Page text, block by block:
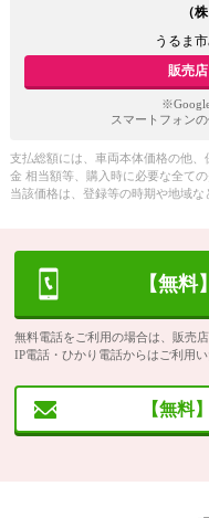
（
うるま
販売
スマートフォン
支払総額には、車両本体価格の他
金 相当額等、購入時に必要な全ての
当該価格は、登録等の時期や地域な
【無
無料電話をご利用の場合は、販売
IP電話・ひかり電話からはご利用い
【無料